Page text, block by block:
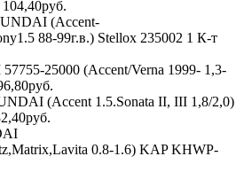
(Accent-
88-99г.в.) Stellox 235002 1 К-т
25000 (Accent/Verna 1999- 1,3-
(Accent 1.5.Sonata II, III 1,8/2,0)
0.8-1.6) KAP KHWP-